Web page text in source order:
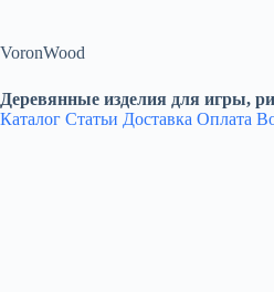
VoronWood
Деревянные изделия для игры,
Каталог Статьи Доставка Оплата